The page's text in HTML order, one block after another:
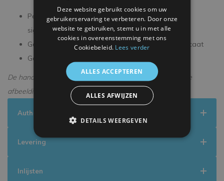
Persoonlijk gesigneerd tijdens een exclusieve
signeersessie
Geleverd met een officieel ICONS echtheidscertificaat
Geleverd in een premium verpakking
De handtekening kan enigszins afwijken van de getoonde
afbeelding.
Authenticiteit
Levering
Inlijsten
Deze website gebruikt cookies om uw
gebruikerservaring te verbeteren. Door onze
website te gebruiken, stemt u in met alle
cookies in overeenstemming met ons
Cookiebeleid. Lees verder
ALLES ACCEPTEREN
ALLES AFWIJZEN
DETAILS WEERGEVEN